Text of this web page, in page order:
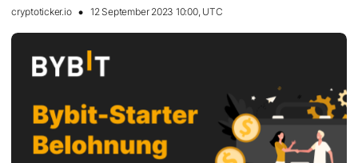
cryptoticker.io 12 September 2023 10:00, UTC